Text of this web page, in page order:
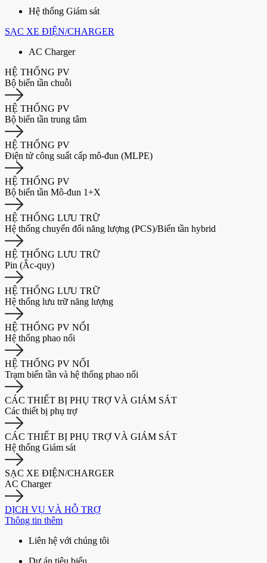
Hệ thống Giám sát
SẠC XE ĐIỆN/CHARGER
AC Charger
HỆ THỐNG PV
Bộ biến tần chuỗi
HỆ THỐNG PV
Bộ biến tần trung tâm
HỆ THỐNG PV
Điện tử công suất cấp mô-đun (MLPE)
HỆ THỐNG PV
Bộ biến tần Mô-đun 1+X
HỆ THỐNG LƯU TRỮ
Hệ thống chuyển đổi năng lượng (PCS)/Biến tần hybrid
HỆ THỐNG LƯU TRỮ
Pin (Ắc-quy)
HỆ THỐNG LƯU TRỮ
Hệ thống lưu trữ năng lượng
HỆ THỐNG PV NỔI
Hệ thống phao nổi
HỆ THỐNG PV NỔI
Trạm biến tần và hệ thống phao nổi
CÁC THIẾT BỊ PHỤ TRỢ VÀ GIÁM SÁT
Các thiết bị phụ trợ
CÁC THIẾT BỊ PHỤ TRỢ VÀ GIÁM SÁT
Hệ thống Giám sát
SẠC XE ĐIỆN/CHARGER
AC Charger
DỊCH VỤ VÀ HỖ TRỢ
Thông tin thêm
Liên hệ với chúng tôi
Dự án tiêu biểu